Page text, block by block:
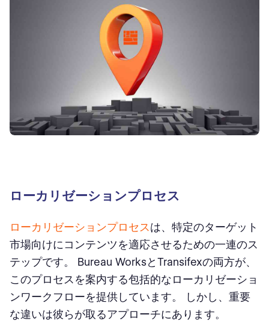
ローカリゼーションプロセス
ローカリゼーションプロセスは、特定のターゲット
市場向けにコンテンツを適応させるための一連のス
テップです。 Bureau WorksとTransifexの両方が、
このプロセスを案内する包括的なローカリゼーショ
ンワークフローを提供しています。 しかし、重要
な違いは彼らが取るアプローチにあります。